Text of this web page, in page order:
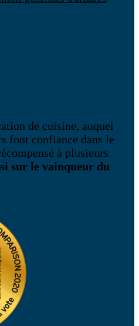
de cuisine, auquel
font confiance dans le
à plusieurs
sur le vainqueur du